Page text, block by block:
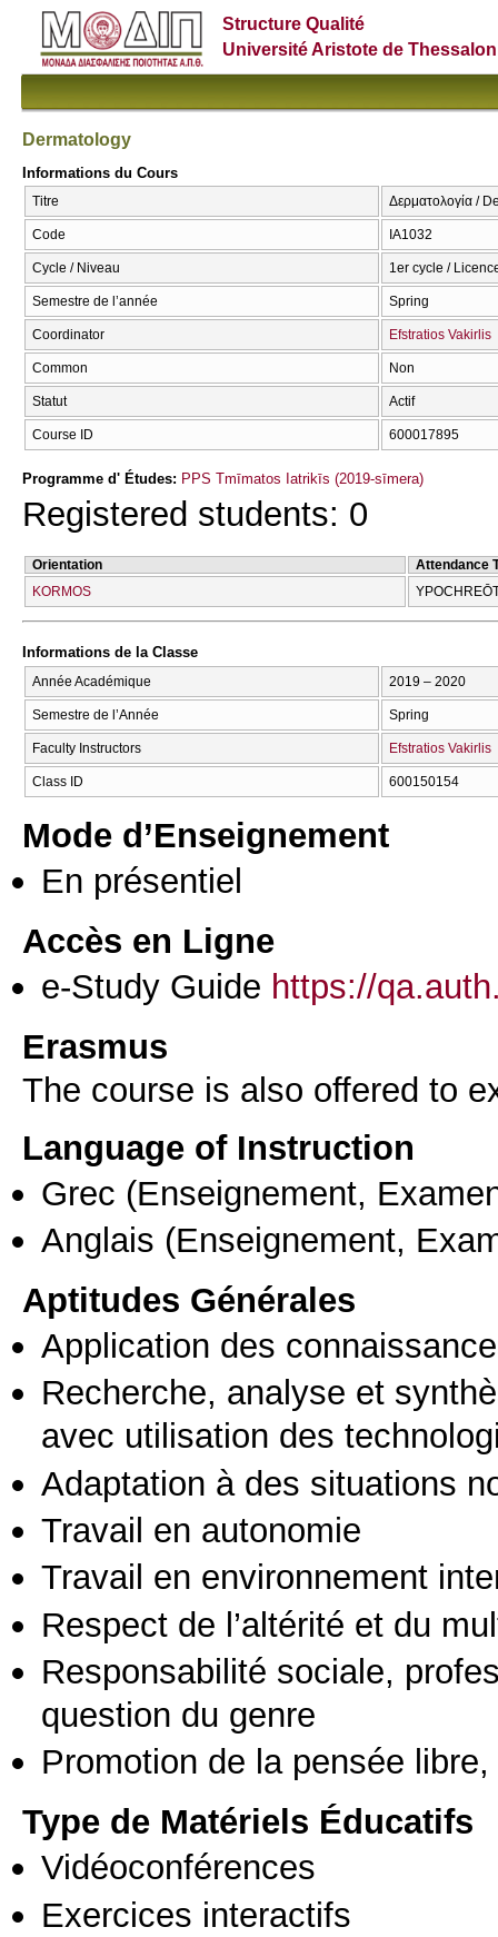
Structure Qualité
Université Aristote de
Dermatology
Informations du Cours
Titre Δερματολογία /
Code ΙΑ1032
Cycle / Niveau 1er cycle /
Semestre de l’année Spring
Coordinator Efstratios Vakirlis
Common Non
Statut Actif
Course ID 600017895
Programme d' Études: PPS Tmīmatos Iatrikīs (2019-sīmera)
Registered students: 0
Orientation
Attendance
KORMOS
Informations de la Classe
Année Académique 2019 – 2020
Semestre de l’Année Spring
Faculty Instructors Efstratios Vakirlis
Class ID 600150154
Mode d’Enseignement
En présentiel
Accès en Ligne
e-Study Guide https://
Erasmus
The course is also offered to
Language of Instruction
Grec (Enseignement,
Anglais (Enseignement,
Aptitudes Générales
Application des
Recherche, analyse et
avec utilisation des
Adaptation à des situations
Travail en autonomie
Travail en environnement
Respect de l’altérité et du
Responsabilité sociale,
question du genre
Promotion de la pensée
Type de Matériels Éducatifs
Vidéoconférences
Exercices interactifs